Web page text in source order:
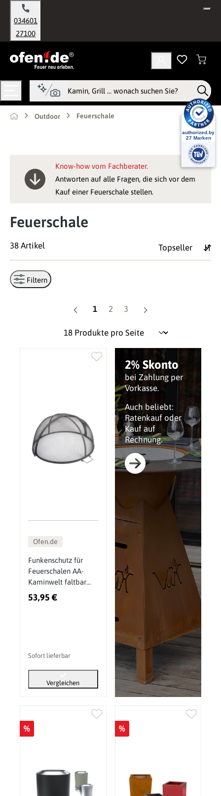
springen
034601
27100
Outdoor Feuerschale
Know-how vom Fachberater.
Antworten auf alle Fragen, die sich vor dem
Kauf einer Feuerschale stellen.
Feuerschale
38 Artikel
Filtern
Seite
1 Seite
2 Seite
3
2% Skonto
bei Zahlung per
Vorkasse.
Auch beliebt:
Ratenkauf oder
Kauf auf
Rechnung.
Ofen.de
Funkenschutz für
Feuerschalen AA-
Kaminwelt faltbar
Metall
53,95 €
Sofort lieferbar
Vergleichen
% %